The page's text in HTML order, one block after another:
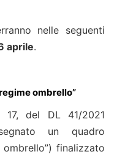
nelle seguenti
aprile.
ombrello”
del DL 41/2021
un quadro
finalizzato